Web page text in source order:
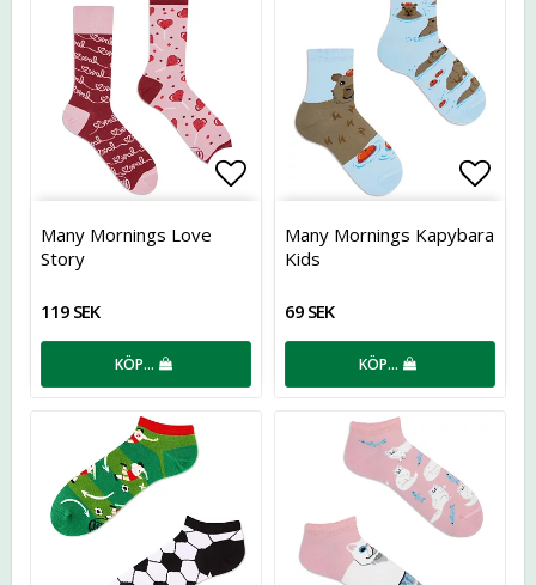
Lägg till i favoritlistan
Many Mornings Love
Story
119 SEK
KÖP…
Many Mornings Kapybara
Kids
69 SEK
KÖP…